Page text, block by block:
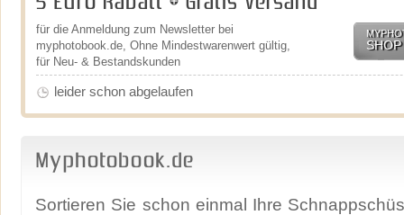
für die Anmeldung zum Newsletter bei
myphotobook.de, Ohne Mindestwarenwert gültig,
für Neu- & Bestandskunden
leider schon abgelaufen
Myphotobook.de
Sortieren Sie schon einmal Ihre